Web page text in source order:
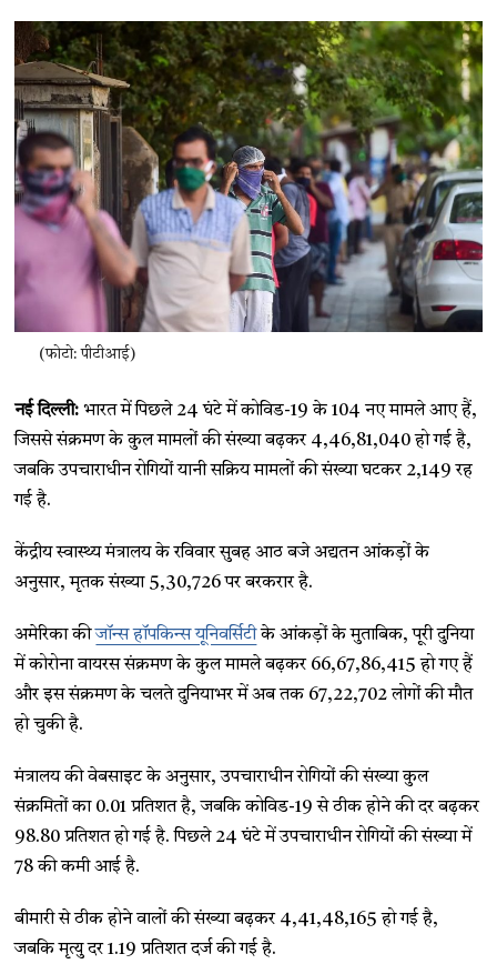
(फोटो: पीटीआई)
नई दिल्ली: भारत में पिछले 24 घंटे में कोविड-19 के 104 नए मामले आए हैं,
जिससे संक्रमण के कुल मामलों की संख्या बढ़कर 4,46,81,040 हो गई है,
जबकि उपचाराधीन रोगियों यानी सक्रिय मामलों की संख्या घटकर 2,149 रह
गई है.
केंद्रीय स्वास्थ्य मंत्रालय के रविवार सुबह आठ बजे अद्यतन आंकड़ों के
अनुसार, मृतक संख्या 5,30,726 पर बरकरार है.
अमेरिका कीजॉन्स हॉपकिन्स यूनिवर्सिटीके आंकड़ों के मुताबिक, पूरी दुनिया
में कोरोना वायरस संक्रमण के कुल मामले बढ़कर 66,67,86,415 हो गए हैं
और इस संक्रमण के चलते दुनियाभर में अब तक 67,22,702 लोगों की मौत
हो चुकी है.
मंत्रालय की वेबसाइट के अनुसार, उपचाराधीन रोगियों की संख्या कुल
संक्रमितों का 0.01 प्रतिशत है, जबकि कोविड-19 से ठीक होने की दर बढ़कर
98.80 प्रतिशत हो गई है. पिछले 24 घंटे में उपचाराधीन रोगियों की संख्या में
78 की कमी आई है.
बीमारी से ठीक होने वालों की संख्या बढ़कर 4,41,48,165 हो गई है,
जबकि मृत्यु दर 1.19 प्रतिशत दर्ज की गई है.